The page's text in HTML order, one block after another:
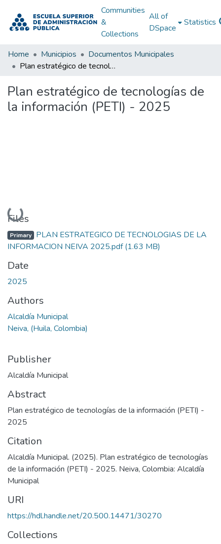
Communities
&
Collections
All of
DSpace
Statistics
Home Municipios
Documentos Municipales
Plan estratégico de tecnologías de la información (PETI) - 2025
Plan estratégico de tecnologías de
la información (PETI) - 2025
Loading...
Files
Primary PLAN ESTRATEGICO DE TECNOLOGIAS DE LA
INFORMACION NEIVA 2025.pdf(1.63 MB)
Date
2025
Authors
Alcaldía Municipal
Neiva, (Huila, Colombia)
Publisher
Alcaldía Municipal
Abstract
Plan estratégico de tecnologías de la información (PETI) -
2025
Citation
Alcaldía Municipal. (2025). Plan estratégico de tecnologías
de la información (PETI) - 2025. Neiva, Colombia: Alcaldía
Municipal
URI
https://hdl.handle.net/20.500.14471/30270
Collections